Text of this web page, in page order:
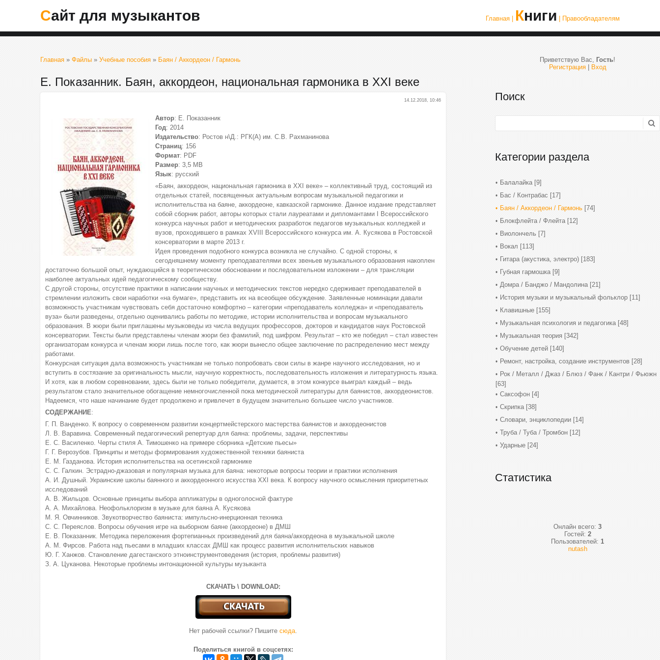
Сайт для музыкантов Главная | Книги | Правообладателям
Главная » Файлы » Учебные пособия » Баян / Аккордеон / Гармонь
Е. Показанник. Баян, аккордеон, национальная гармоника в XXI веке
14.12.2018, 10:46
Автор: Е. Показанник
Год: 2014
Издательство: Ростов н\Д.: РГК(А) им. С.В. Рахманинова
Страниц: 156
Формат: PDF
Размер: 3,5 МВ
Язык: русский
«Баян, аккордеон, национальная гармоника в XXI веке» – коллективный труд, состоящий из
отдельных статей, посвященных актуальным вопросам музыкальной педагогики и
исполнительства на баяне, аккордеоне, кавказской гармонике. Данное издание представляет
собой сборник работ, авторы которых стали лауреатами и дипломантами I Всероссийского
конкурса научных работ и методических разработок педагогов музыкальных колледжей и
вузов, проходившего в рамках XVIII Всероссийского конкурса им. А. Кусякова в Ростовской
консерватории в марте 2013 г.
Идея проведения подобного конкурса возникла не случайно. С одной стороны, к
сегодняшнему моменту преподавателями всех звеньев музыкального образования накоплен
достаточно большой опыт, нуждающийся в теоретическом обосновании и последовательном изложении – для трансляции
наиболее актуальных идей педагогическому сообществу.
С другой стороны, отсутствие практики в написании научных и методических текстов нередко сдерживает преподавателей в
стремлении изложить свои наработки «на бумаге», представить их на всеобщее обсуждение. Заявленные номинации давали
возможность участникам чувствовать себя достаточно комфортно – категории «преподаватель колледжа» и «преподаватель
вуза» были разведены, отдельно оценивались работы по методике, истории исполнительства и вопросам музыкального
образования. В жюри были приглашены музыковеды из числа ведущих профессоров, докторов и кандидатов наук Ростовской
консерватории. Тексты были представлены членам жюри без фамилий, под шифром. Результат – кто же победил – стал известен
организаторам конкурса и членам жюри лишь после того, как жюри вынесло общее заключение по распределению мест между
работами.
Конкурсная ситуация дала возможность участникам не только попробовать свои силы в жанре научного исследования, но и
вступить в состязание за оригинальность мысли, научную корректность, последовательность изложения и литературность языка.
И хотя, как в любом соревновании, здесь были не только победители, думается, в этом конкурсе выиграл каждый – ведь
результатом стало значительное обогащение немногочисленной пока методической литературы для баянистов, аккордеонистов.
Надеемся, что наше начинание будет продолжено и привлечет в будущем значительно большее число участников.
СОДЕРЖАНИЕ:
Г. П. Ванденко. К вопросу о современном развитии концертмейстерского мастерства баянистов и аккордеонистов
Л. В. Варавина. Современный педагогический репертуар для баяна: проблемы, задачи, перспективы
Е. С. Василенко. Черты стиля А. Тимошенко на примере сборника «Детские пьесы»
Г. Г. Верозубов. Принципы и методы формирования художественной техники баяниста
Е. М. Газданова. История исполнительства на осетинской гармонике
С. С. Галкин. Эстрадно-джазовая и популярная музыка для баяна: некоторые вопросы теории и практики исполнения
А. И. Душный. Украинские школы баянного и аккордеонного искусства ХХI века. К вопросу научного осмысления приоритетных
исследований
А. В. Жильцов. Основные принципы выбора аппликатуры в одноголосной фактуре
А. А. Михайлова. Неофольклоризм в музыке для баяна А. Кусякова
М. Я. Овчинников. Звукотворчество баяниста: импульсно-инерционная техника
С. С. Переяслов. Вопросы обучения игре на выборном баяне (аккордеоне) в ДМШ
Е. В. Показанник. Методика переложения фортепианных произведений для баяна/аккордеона в музыкальной школе
А. М. Фирсов. Работа над пьесами в младших классах ДМШ как процесс развития исполнительских навыков
Ю. Г. Ханжов. Становление дагестанского этноинструментоведения (история, проблемы развития)
З. А. Цуканова. Некоторые проблемы интонационной культуры музыканта
СКАЧАТЬ \ DOWNLOAD:
Нет рабочей ссылки? Пишите сюда.
Поделиться книгой в соцсетях:
Приветствую Вас, Гость!
Регистрация| Вход
Поиск
Категории раздела
Балалайка [9]
Бас / Контрабас [17]
Баян / Аккордеон / Гармонь [74]
Блокфлейта / Флейта [12]
Виолончель [7]
Вокал [113]
Гитара (акустика, электро) [183]
Губная гармошка [9]
Домра / Банджо / Мандолина [21]
История музыки и музыкальный фольклор [11]
Клавишные [155]
Музыкальная психология и педагогика [48]
Музыкальная теория [342]
Обучение детей [140]
Ремонт, настройка, создание инструментов [28]
Рок / Металл / Джаз / Блюз / Фанк / Кантри / Фьюжн
[63]
Саксофон [4]
Скрипка [38]
Словари, энциклопедии [14]
Труба / Туба / Тромбон [12]
Ударные [24]
Статистика
Онлайн всего: 3
Гостей: 2
Пользователей: 1
nutash